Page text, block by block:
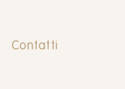
Contatti